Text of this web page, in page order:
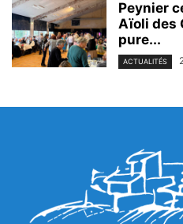
Peynier
Aïoli des
pure...
ACTUALITÉS